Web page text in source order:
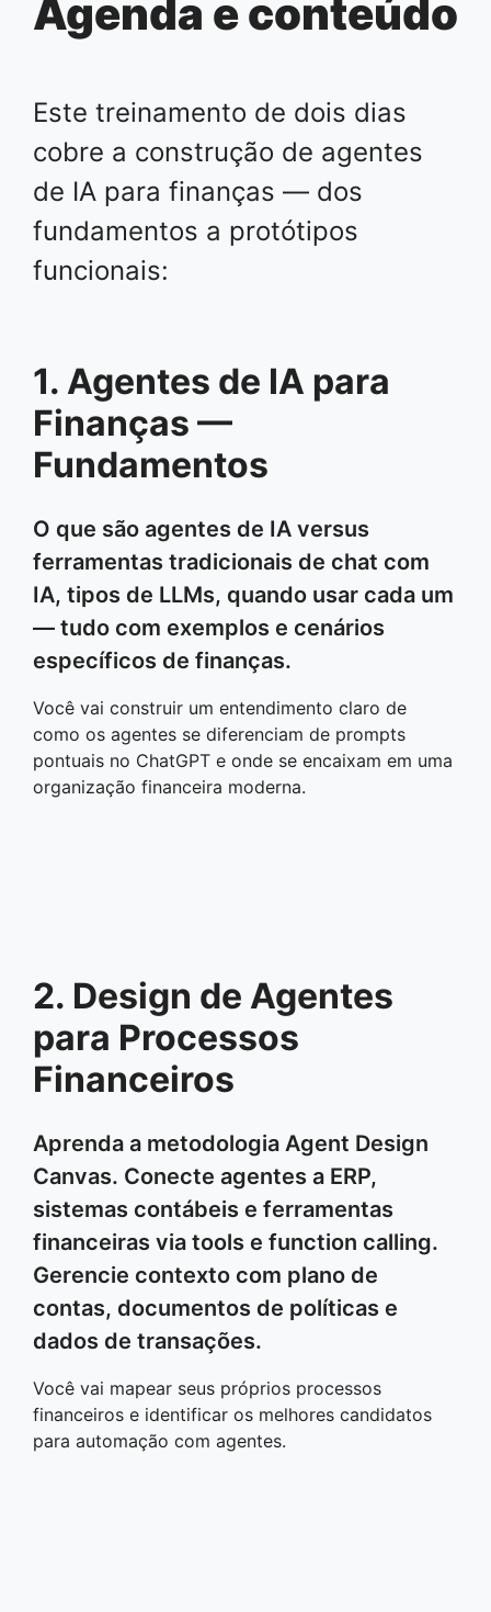
Agenda e conteúdo
Este treinamento de dois dias
cobre a construção de agentes
de IA para finanças — dos
fundamentos a protótipos
funcionais:
1. Agentes de IA para
Finanças —
Fundamentos
O que são agentes de IA versus
ferramentas tradicionais de chat com
IA, tipos de LLMs, quando usar cada um
— tudo com exemplos e cenários
específicos de finanças.
Você vai construir um entendimento claro de
como os agentes se diferenciam de prompts
pontuais no ChatGPT e onde se encaixam em uma
organização financeira moderna.
2. Design de Agentes
para Processos
Financeiros
Aprenda a metodologia Agent Design
Canvas. Conecte agentes a ERP,
sistemas contábeis e ferramentas
financeiras via tools e function calling.
Gerencie contexto com plano de
contas, documentos de políticas e
dados de transações.
Você vai mapear seus próprios processos
financeiros e identificar os melhores candidatos
para automação com agentes.